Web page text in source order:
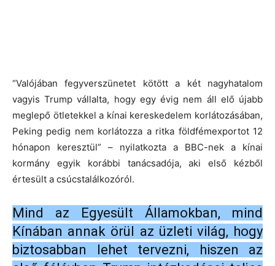
“Valójában fegyverszünetet kötött a két nagyhatalom
vagyis Trump vállalta, hogy egy évig nem áll elő újabb
meglepő ötletekkel a kínai kereskedelem korlátozásában,
Peking pedig nem korlátozza a ritka földfémexportot 12
hónapon keresztül” – nyilatkozta a BBC-nek a kínai
kormány egyik korábbi tanácsadója, aki első kézből
értesült a csúcstalálkozóról.
Mind az Egyesült Államokban, mind
Kínában annak örül az üzleti világ, hogy
biztosabban lehet tervezni, hiszen az